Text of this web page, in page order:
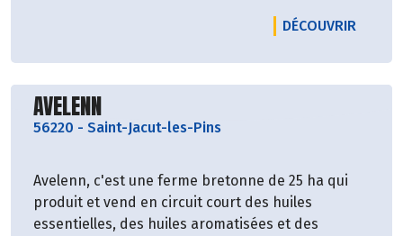
financièrement des actions qui favorisent la
DÉCOUVRIR
Découvrir le producteur
AVELENN
56220 - Saint-Jacut-les-Pins
Avelenn, c'est une ferme bretonne de 25 ha qui
produit et vend en circuit court des huiles
essentielles, des huiles aromatisées et des